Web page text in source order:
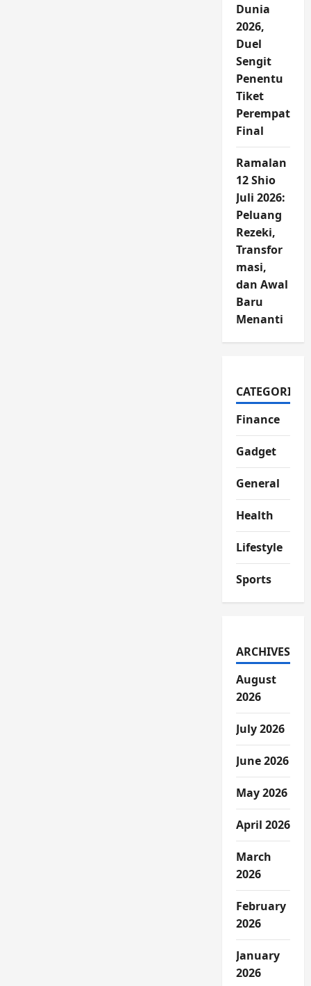
Dunia
2026,
Duel
Sengit
Penentu
Tiket
Perempat
Final
Ramalan
12 Shio
Juli 2026:
Peluang
Rezeki,
Transfor
masi,
dan Awal
Baru
Menanti
CATEGORIES
Finance
Gadget
General
Health
Lifestyle
Sports
ARCHIVES
August
2026
July 2026
June 2026
May 2026
April 2026
March
2026
February
2026
January
2026